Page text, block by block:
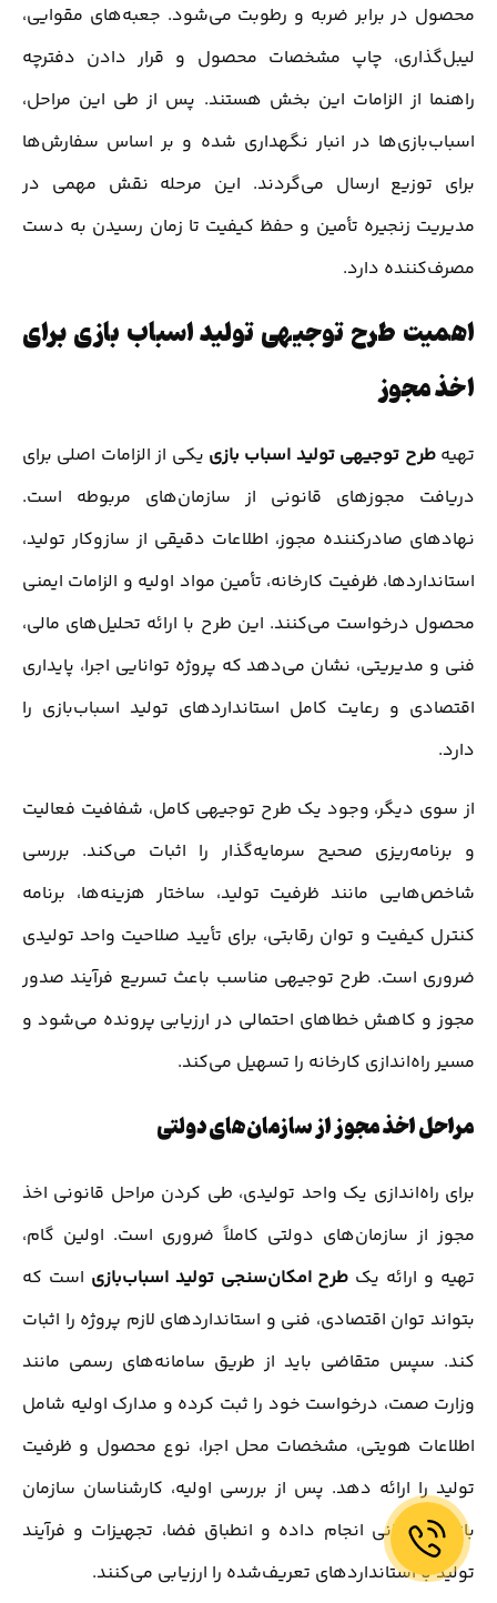
محصول در برابر ضربه و رطوبت می‌شود. جعبه‌های مقوایی،
لیبل‌گذاری، چاپ مشخصات محصول و قرار دادن دفترچه
راهنما از الزامات این بخش هستند. پس از طی این مراحل،
اسباب‌بازی‌ها در انبار نگهداری شده و بر اساس سفارش‌ها
برای توزیع ارسال می‌گردند. این مرحله نقش مهمی در
مدیریت زنجیره تأمین و حفظ کیفیت تا زمان رسیدن به دست
مصرف‌کننده دارد.
اهمیت طرح توجیهی تولید اسباب بازی برای
اخذ مجوز
تهیهطرح توجیهی تولید اسباب بازی یکی از الزامات اصلی برای
دریافت مجوزهای قانونی از سازمان‌های مربوطه است.
نهادهای صادرکننده مجوز، اطلاعات دقیقی از سازوکار تولید،
استانداردها، ظرفیت کارخانه، تأمین مواد اولیه و الزامات ایمنی
محصول درخواست می‌کنند. این طرح با ارائه تحلیل‌های مالی،
فنی و مدیریتی، نشان می‌دهد که پروژه توانایی اجرا، پایداری
اقتصادی و رعایت کامل استانداردهای تولید اسباب‌بازی را
دارد.
از سوی دیگر، وجود یک طرح توجیهی کامل، شفافیت فعالیت
و برنامه‌ریزی صحیح سرمایه‌گذار را اثبات می‌کند. بررسی
شاخص‌هایی مانند ظرفیت تولید، ساختار هزینه‌ها، برنامه
کنترل کیفیت و توان رقابتی، برای تأیید صلاحیت واحد تولیدی
ضروری است. طرح توجیهی مناسب باعث تسریع فرآیند صدور
مجوز و کاهش خطاهای احتمالی در ارزیابی پرونده می‌شود و
مسیر راه‌اندازی کارخانه را تسهیل می‌کند.
مراحل اخذ مجوز از سازمان‌های دولتی
برای راه‌اندازی یک واحد تولیدی، طی کردن مراحل قانونی اخذ
مجوز از سازمان‌های دولتی کاملاً ضروری است. اولین گام،
تهیه و ارائه یک طرح امکان‌سنجی تولید اسباب‌بازی است که
بتواند توان اقتصادی، فنی و استانداردهای لازم پروژه را اثبات
کند. سپس متقاضی باید از طریق سامانه‌های رسمی مانند
وزارت صمت، درخواست خود را ثبت کرده و مدارک اولیه شامل
اطلاعات هویتی، مشخصات محل اجرا، نوع محصول و ظرفیت
تولید را ارائه دهد. پس از بررسی اولیه، کارشناسان سازمان
بازدید میدانی انجام داده و انطباق فضا، تجهیزات و فرآیند
تولید با استانداردهای تعریف‌شده را ارزیابی می‌کنند.